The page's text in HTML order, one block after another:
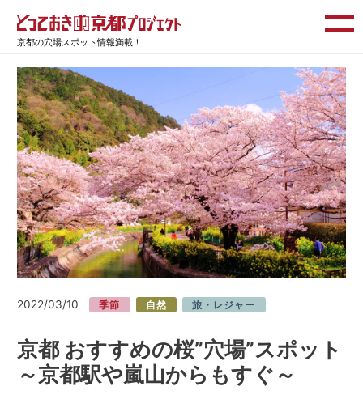
京都の穴場スポット情報満載！
2022/03/10 季節 自然 旅・レジャー
京都 おすすめの桜”穴場”スポット
～京都駅や嵐山からもすぐ～